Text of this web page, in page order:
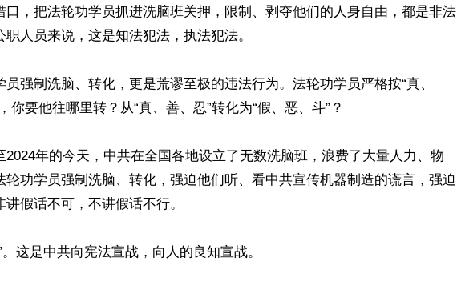
口，把法轮功学员抓进洗脑班关押，限制、剥夺他们的人身自由，都是非法
职人员来说，这是知法犯法，执法犯法。
强制洗脑、转化，更是荒谬至极的违法行为。法轮功学员严格按“真、
你要他往哪里转？从“真、善、忍”转化为“假、恶、斗”？
2024年的今天，中共在全国各地设立了无数洗脑班，浪费了大量人力、物
轮功学员强制洗脑、转化，强迫他们听、看中共宣传机器制造的谎言，强迫
假话不可，不讲假话不行。
这是中共向宪法宣战，向人的良知宣战。